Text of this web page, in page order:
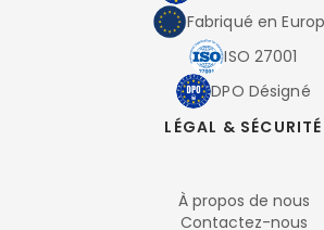
Fabriqué en
ISO 27001
DPO Désigné
LÉGAL & SÉCURITÉ
À propos de nous
Contactez-nous